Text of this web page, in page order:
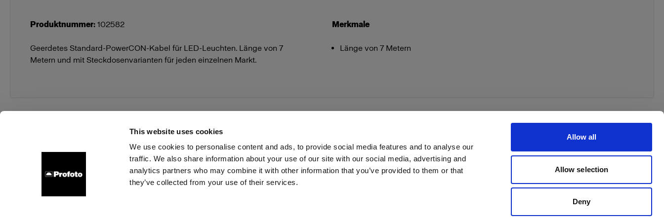
This website uses cookies
We use cookies to personalise content and ads, to provide social media features and to analyse our
traffic. We also share information about your use of our site with our social media, advertising and
analytics partners who may combine it with other information that you’ve provided to them or that
they’ve collected from your use of their services.
Allow all
Allow selection
Deny
Produktnummer: 102582
Geerdetes Standard-PowerCON-Kabel für LED-Leuchten. Länge von 7
Metern und mit Steckdosenvarianten für jeden einzelnen Markt.
Merkmale
Länge von 7 Metern
Über uns Kontakt Support Karriere Presse Investoren Share the Light Withdrawal your order